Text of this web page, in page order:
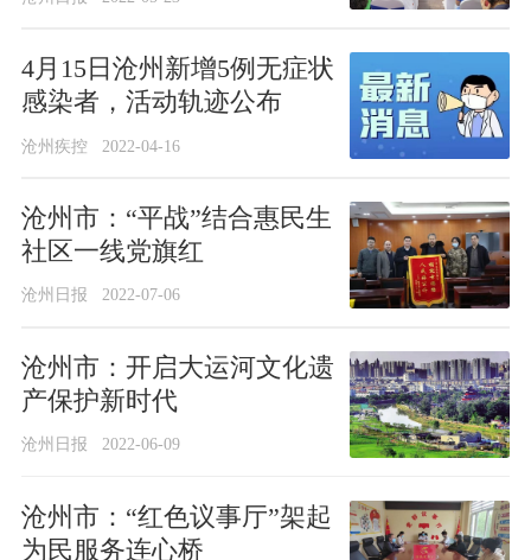
4月15日沧州新增5例无症状
感染者，活动轨迹公布
沧州疾控 2022-04-16
沧州市：“平战”结合惠民生
社区一线党旗红
沧州日报 2022-07-06
沧州市：开启大运河文化遗
产保护新时代
沧州日报 2022-06-09
沧州市：“红色议事厅”架起
为民服务连心桥